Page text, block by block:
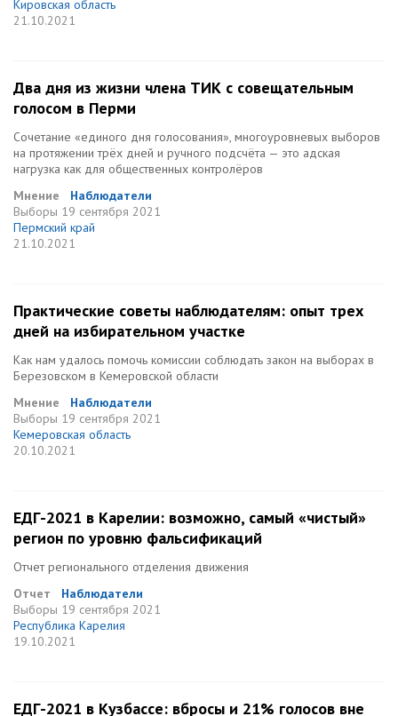
Кировская область
21.10.2021
Два дня из жизни члена ТИК с совещательным
голосом в Перми
Сочетание «единого дня голосования», многоуровневых выборов
на протяжении трёх дней и ручного подсчёта — это адская
нагрузка как для общественных контролёров
Мнение
Наблюдатели
Выборы 19 сентября 2021
Пермский край
21.10.2021
Практические советы наблюдателям: опыт трех
дней на избирательном участке
Как нам удалось помочь комиссии соблюдать закон на выборах в
Березовском в Кемеровской области
Мнение
Наблюдатели
Выборы 19 сентября 2021
Кемеровская область
20.10.2021
ЕДГ-2021 в Карелии: возможно, самый «чистый»
регион по уровню фальсификаций
Отчет регионального отделения движения
Отчет
Наблюдатели
Выборы 19 сентября 2021
Республика Карелия
19.10.2021
ЕДГ-2021 в Кузбассе: вбросы и 21% голосов вне